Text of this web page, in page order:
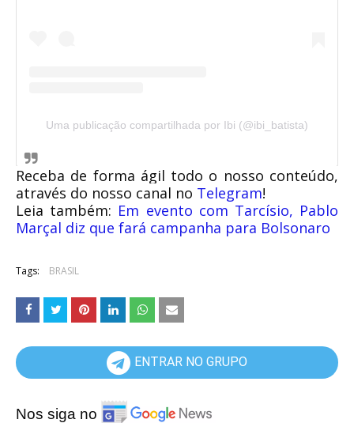
Uma publicação compartilhada por Ibi (@ibi_batista)
Receba de forma ágil todo o nosso conteúdo,
através do nosso canal no Telegram!
Leia também: Em evento com Tarcísio, Pablo
Marçal diz que fará campanha para Bolsonaro
Tags: BRASIL
ENTRAR NO GRUPO
Nos siga no